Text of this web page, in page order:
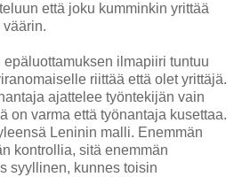
että joku kumminkin yrittää
väärin.
ilmapiiri tuntuu
riittää että olet yrittäjä.
ajattelee työntekijän vain
on varma että työnantaja kusettaa.
Leninin malli. Enemmän
kontrollia, sitä enemmän
syyllinen, kunnes toisin